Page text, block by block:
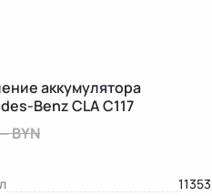
аккумулятора
Benz CLA C117
BYN
11353